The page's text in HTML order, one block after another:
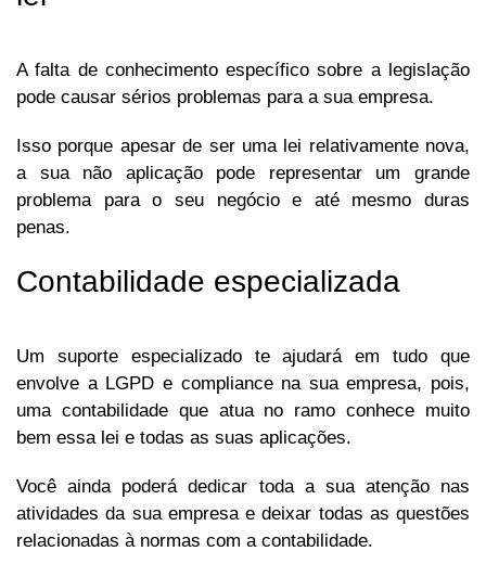
A falta de conhecimento específico sobre a legislação
pode causar sérios problemas para a sua empresa.
Isso porque apesar de ser uma lei relativamente nova,
a sua não aplicação pode representar um grande
problema para o seu negócio e até mesmo duras
penas.
Contabilidade especializada
Um suporte especializado te ajudará em tudo que
envolve a LGPD e compliance na sua empresa, pois,
uma contabilidade que atua no ramo conhece muito
bem essa lei e todas as suas aplicações.
Você ainda poderá dedicar toda a sua atenção nas
atividades da sua empresa e deixar todas as questões
relacionadas à normas com a contabilidade.